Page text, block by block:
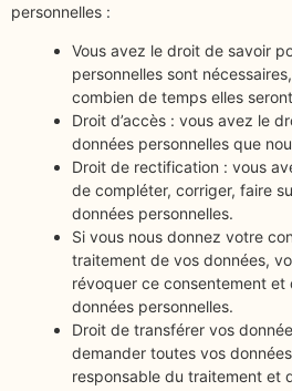
personnelles :
Vous avez le droit de savoir
personnelles sont
combien de temps elles
Droit d’accès : vous avez le
données personnelles que
Droit de rectification : vous
de compléter, corriger, faire
données personnelles.
Si vous nous donnez votre
traitement de vos données,
révoquer ce consentement
données personnelles.
Droit de transférer vos
demander toutes vos
responsable du traitement et